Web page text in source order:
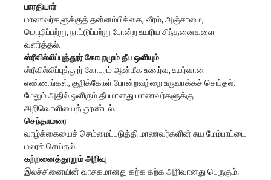
பாரதியார்
மாணவர்களுக்குத் தன்னம்பிக்கை, வீரம், அஞ்சாமை,
மொழிப்பற்று, நாட்டுப்பற்று போன்ற உயரிய சிந்தனைகளை
வளர்த்தல்.
ஸ்ரீவில்லிப்புத்தூர் கோபுரமும் தீப ஒளியும்
ஸ்ரீவில்லிப்புத்தூர் கோபுரம் ஆன்மீக உணர்வு, உயர்வான
எண்ணங்கள், குறிக்கோள் போன்றவற்றை உருவாக்கச் செய்தல்.
மேலும் அதில் ஒளிரும் தீபமானது மாணவர்களுக்கு
அறிவொளியைத் தூண்டல்.
செந்தாமரை
வாழ்க்கையைச் செம்மைப்படுத்தி மாணவர்களின் சுய மேம்பாட்டை
மலரச் செய்தல்.
கற்றனைத்தூறும் அறிவு
இலச்சினையின் வாசகமானது கற்க கற்க அறிவானது பெருகும்.